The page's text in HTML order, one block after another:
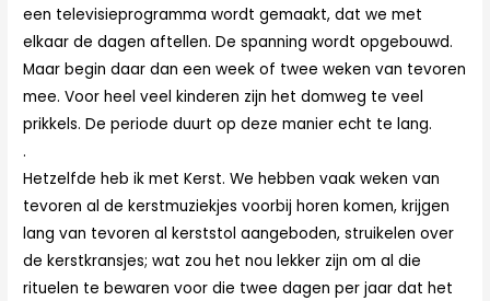
een televisieprogramma wordt gemaakt, dat we met
elkaar de dagen aftellen. De spanning wordt opgebouwd.
Maar begin daar dan een week of twee weken van tevoren
mee. Voor heel veel kinderen zijn het domweg te veel
prikkels. De periode duurt op deze manier echt te lang.
.
Hetzelfde heb ik met Kerst. We hebben vaak weken van
tevoren al de kerstmuziekjes voorbij horen komen, krijgen
lang van tevoren al kerststol aangeboden, struikelen over
de kerstkransjes; wat zou het nou lekker zijn om al die
rituelen te bewaren voor die twee dagen per jaar dat het